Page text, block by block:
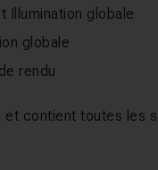
Illumination globale
globale
rendu
contient toutes les